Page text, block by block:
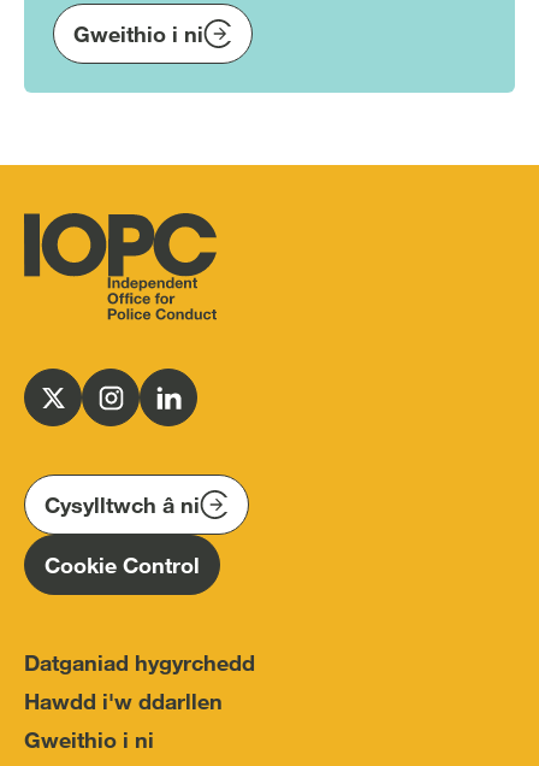
Gweithio i ni
(IOPC)
Homepage
Follow
on
twitter
Follow
on
instagram
Follow
on
linkedin
Cysylltwch â ni
Cookie Control
Datganiad hygyrchedd
Hawdd i'w ddarllen
Gweithio i ni